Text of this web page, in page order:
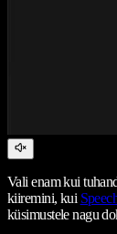
Vali enam kui
kiiremini, kui
küsimustele nagu